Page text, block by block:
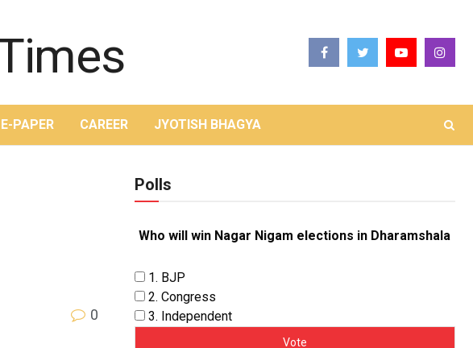
E-PAPER CAREER JYOTISH BHAGYA
0
Polls
Who will win Nagar Nigam elections in Dharamshala
1. BJP
2. Congress
3. Independent